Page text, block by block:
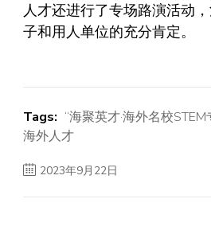
人才还进行了专场路演活动
子和用人单位的充分肯定。
Tags: “海聚英才·海外名校
海外人才
2023年9月22日